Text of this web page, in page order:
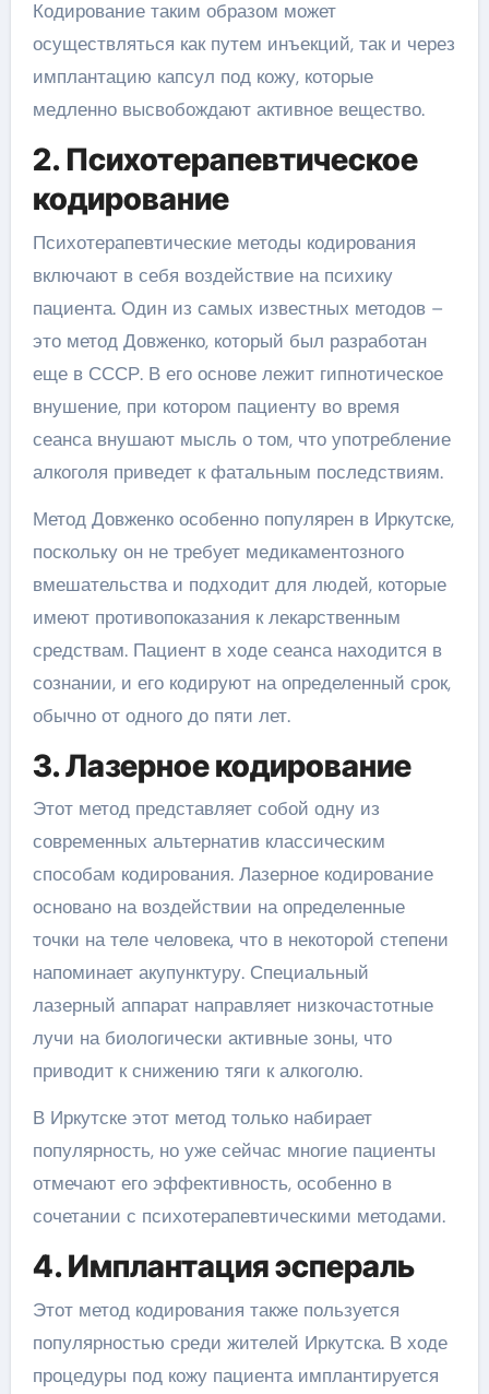
Кодирование таким образом может
осуществляться как путем инъекций, так и через
имплантацию капсул под кожу, которые
медленно высвобождают активное вещество.
2. Психотерапевтическое
кодирование
Психотерапевтические методы кодирования
включают в себя воздействие на психику
пациента. Один из самых известных методов –
это метод Довженко, который был разработан
еще в СССР. В его основе лежит гипнотическое
внушение, при котором пациенту во время
сеанса внушают мысль о том, что употребление
алкоголя приведет к фатальным последствиям.
Метод Довженко особенно популярен в Иркутске,
поскольку он не требует медикаментозного
вмешательства и подходит для людей, которые
имеют противопоказания к лекарственным
средствам. Пациент в ходе сеанса находится в
сознании, и его кодируют на определенный срок,
обычно от одного до пяти лет.
3. Лазерное кодирование
Этот метод представляет собой одну из
современных альтернатив классическим
способам кодирования. Лазерное кодирование
основано на воздействии на определенные
точки на теле человека, что в некоторой степени
напоминает акупунктуру. Специальный
лазерный аппарат направляет низкочастотные
лучи на биологически активные зоны, что
приводит к снижению тяги к алкоголю.
В Иркутске этот метод только набирает
популярность, но уже сейчас многие пациенты
отмечают его эффективность, особенно в
сочетании с психотерапевтическими методами.
4. Имплантация эспераль
Этот метод кодирования также пользуется
популярностью среди жителей Иркутска. В ходе
процедуры под кожу пациента имплантируется